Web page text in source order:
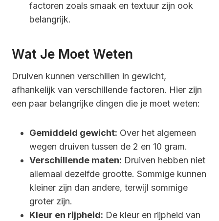
factoren zoals smaak en textuur zijn ook
belangrijk.
Wat Je Moet Weten
Druiven kunnen verschillen in gewicht,
afhankelijk van verschillende factoren. Hier zijn
een paar belangrijke dingen die je moet weten:
Gemiddeld gewicht: Over het algemeen
wegen druiven tussen de 2 en 10 gram.
Verschillende maten: Druiven hebben niet
allemaal dezelfde grootte. Sommige kunnen
kleiner zijn dan andere, terwijl sommige
groter zijn.
Kleur en rijpheid: De kleur en rijpheid van